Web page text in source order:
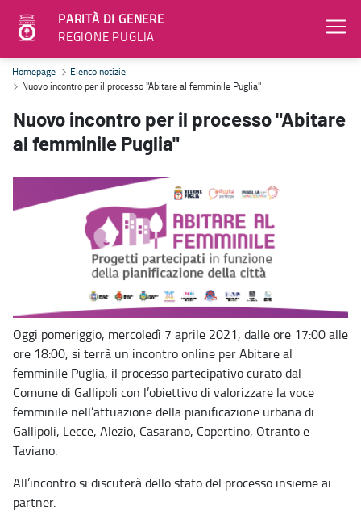
PARITÀ DI GENERE
REGIONE PUGLIA
Nuovo incontro per il processo "Abitare al femminile Puglia" -
Homepage
Elenco notizie
Nuovo incontro per il processo "Abitare al femminile Puglia"
Nuovo incontro per il processo "Abitare
al femminile Puglia"
Oggi pomeriggio, mercoledì 7 aprile 2021, dalle ore 17:00 alle
ore 18:00, si terrà un incontro online per Abitare al
femminile Puglia, il processo partecipativo curato dal
Comune di Gallipoli con l’obiettivo di valorizzare la voce
femminile nell’attuazione della pianificazione urbana di
Gallipoli, Lecce, Alezio, Casarano, Copertino, Otranto e
Taviano.
All’incontro si discuterà dello stato del processo insieme ai
partner.